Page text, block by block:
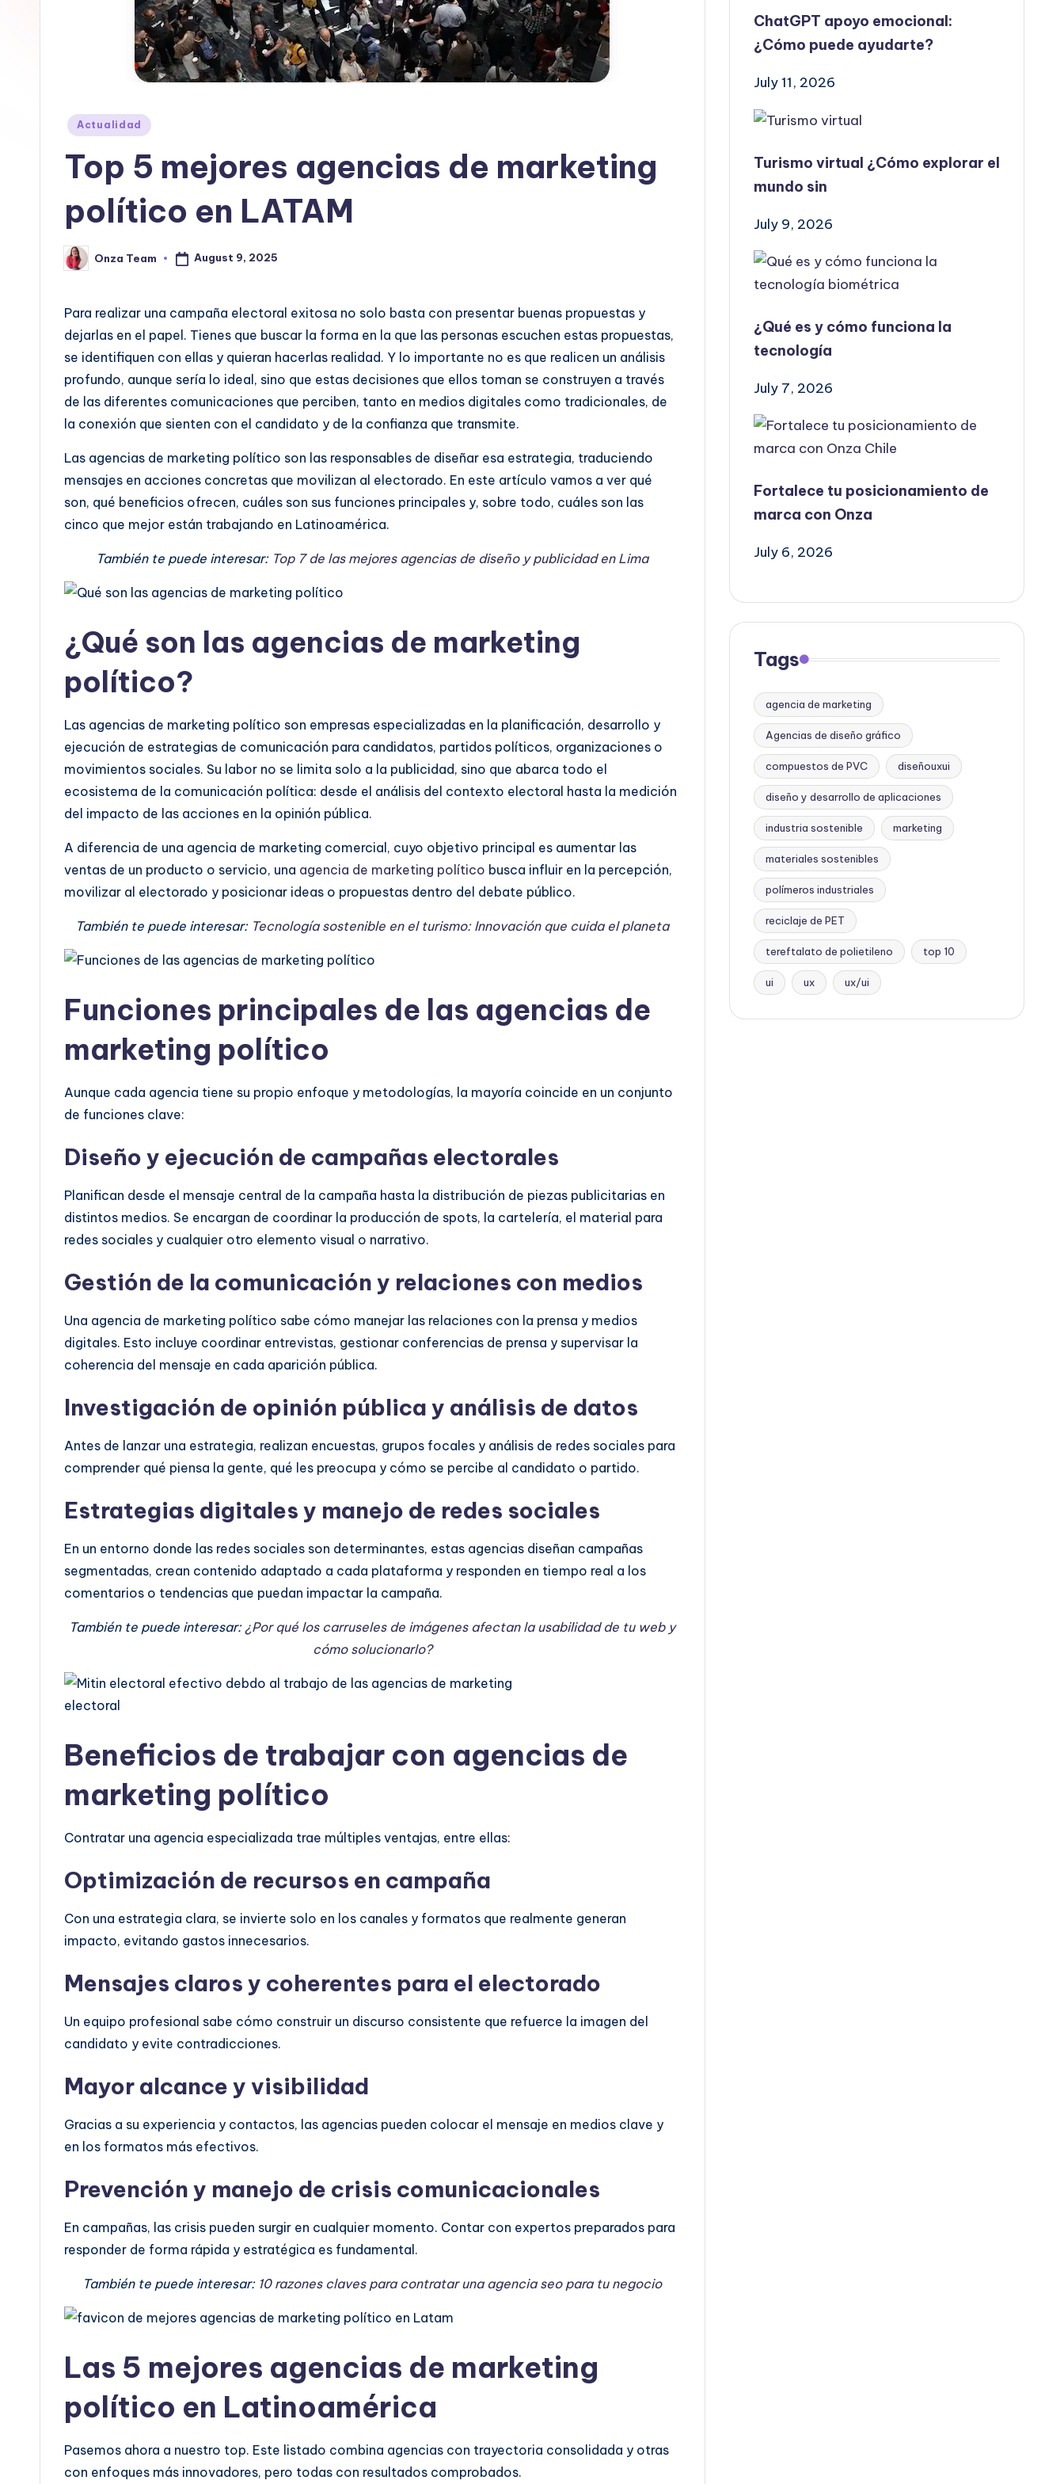
Posted
Actualidad
Top 5 mejores agencias de marketing
político en LATAM
Posted
by
Onza Team August 9, 2025
Para realizar una campaña electoral exitosa no solo basta con presentar buenas propuestas y
dejarlas en el papel. Tienes que buscar la forma en la que las personas escuchen estas propuestas,
se identifiquen con ellas y quieran hacerlas realidad. Y lo importante no es que realicen un análisis
profundo, aunque sería lo ideal, sino que estas decisiones que ellos toman se construyen a través
de las diferentes comunicaciones que perciben, tanto en medios digitales como tradicionales, de
la conexión que sienten con el candidato y de la confianza que transmite.
Las agencias de marketing político son las responsables de diseñar esa estrategia, traduciendo
mensajes en acciones concretas que movilizan al electorado. En este artículo vamos a ver qué
son, qué beneficios ofrecen, cuáles son sus funciones principales y, sobre todo, cuáles son las
cinco que mejor están trabajando en Latinoamérica.
También te puede interesar: Top 7 de las mejores agencias de diseño y publicidad en Lima
¿Qué son las agencias de marketing
político?
Las agencias de marketing político son empresas especializadas en la planificación, desarrollo y
ejecución de estrategias de comunicación para candidatos, partidos políticos, organizaciones o
movimientos sociales. Su labor no se limita solo a la publicidad, sino que abarca todo el
ecosistema de la comunicación política: desde el análisis del contexto electoral hasta la medición
del impacto de las acciones en la opinión pública.
A diferencia de una agencia de marketing comercial, cuyo objetivo principal es aumentar las
ventas de un producto o servicio, una agencia de marketing político busca influir en la percepción,
movilizar al electorado y posicionar ideas o propuestas dentro del debate público.
También te puede interesar: Tecnología sostenible en el turismo: Innovación que cuida el planeta
Funciones principales de las agencias de
marketing político
Aunque cada agencia tiene su propio enfoque y metodologías, la mayoría coincide en un conjunto
de funciones clave:
Diseño y ejecución de campañas electorales
Planifican desde el mensaje central de la campaña hasta la distribución de piezas publicitarias en
distintos medios. Se encargan de coordinar la producción de spots, la cartelería, el material para
redes sociales y cualquier otro elemento visual o narrativo.
Gestión de la comunicación y relaciones con medios
Una agencia de marketing político sabe cómo manejar las relaciones con la prensa y medios
digitales. Esto incluye coordinar entrevistas, gestionar conferencias de prensa y supervisar la
coherencia del mensaje en cada aparición pública.
Investigación de opinión pública y análisis de datos
Antes de lanzar una estrategia, realizan encuestas, grupos focales y análisis de redes sociales para
comprender qué piensa la gente, qué les preocupa y cómo se percibe al candidato o partido.
Estrategias digitales y manejo de redes sociales
En un entorno donde las redes sociales son determinantes, estas agencias diseñan campañas
segmentadas, crean contenido adaptado a cada plataforma y responden en tiempo real a los
comentarios o tendencias que puedan impactar la campaña.
También te puede interesar: ¿Por qué los carruseles de imágenes afectan la usabilidad de tu web y
cómo solucionarlo?
Beneficios de trabajar con agencias de
marketing político
Contratar una agencia especializada trae múltiples ventajas, entre ellas:
Optimización de recursos en campaña
Con una estrategia clara, se invierte solo en los canales y formatos que realmente generan
impacto, evitando gastos innecesarios.
Mensajes claros y coherentes para el electorado
Un equipo profesional sabe cómo construir un discurso consistente que refuerce la imagen del
candidato y evite contradicciones.
Mayor alcance y visibilidad
Gracias a su experiencia y contactos, las agencias pueden colocar el mensaje en medios clave y
en los formatos más efectivos.
Prevención y manejo de crisis comunicacionales
En campañas, las crisis pueden surgir en cualquier momento. Contar con expertos preparados para
responder de forma rápida y estratégica es fundamental.
También te puede interesar: 10 razones claves para contratar una agencia seo para tu negocio
Las 5 mejores agencias de marketing
político en Latinoamérica
Pasemos ahora a nuestro top. Este listado combina agencias con trayectoria consolidada y otras
con enfoques más innovadores, pero todas con resultados comprobados.
ChatGPT apoyo emocional:
¿Cómo puede ayudarte?
July 11, 2026
Turismo virtual ¿Cómo explorar el
mundo sin
July 9, 2026
¿Qué es y cómo funciona la
tecnología
July 7, 2026
Fortalece tu posicionamiento de
marca con Onza
July 6, 2026
Tags
agencia de marketing
Agencias de diseño gráfico
compuestos de PVC diseñouxui
diseño y desarrollo de aplicaciones
industria sostenible marketing
materiales sostenibles
polímeros industriales
reciclaje de PET
tereftalato de polietileno top 10
ui ux ux/ui